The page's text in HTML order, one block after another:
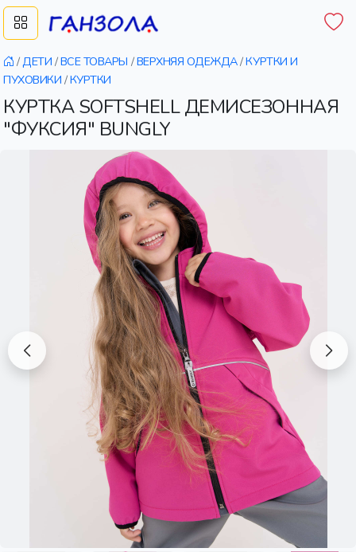
/ДЕТИ /ВСЕ ТОВАРЫ /ВЕРХНЯЯ ОДЕЖДА/КУРТКИ И
ПУХОВИКИ /КУРТКИ
КУРТКА SOFTSHELL ДЕМИСЕЗОННАЯ
"ФУКСИЯ" BUNGLY